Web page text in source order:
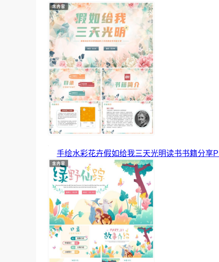
手绘水彩花卉假如给我三天光明读书书籍分享